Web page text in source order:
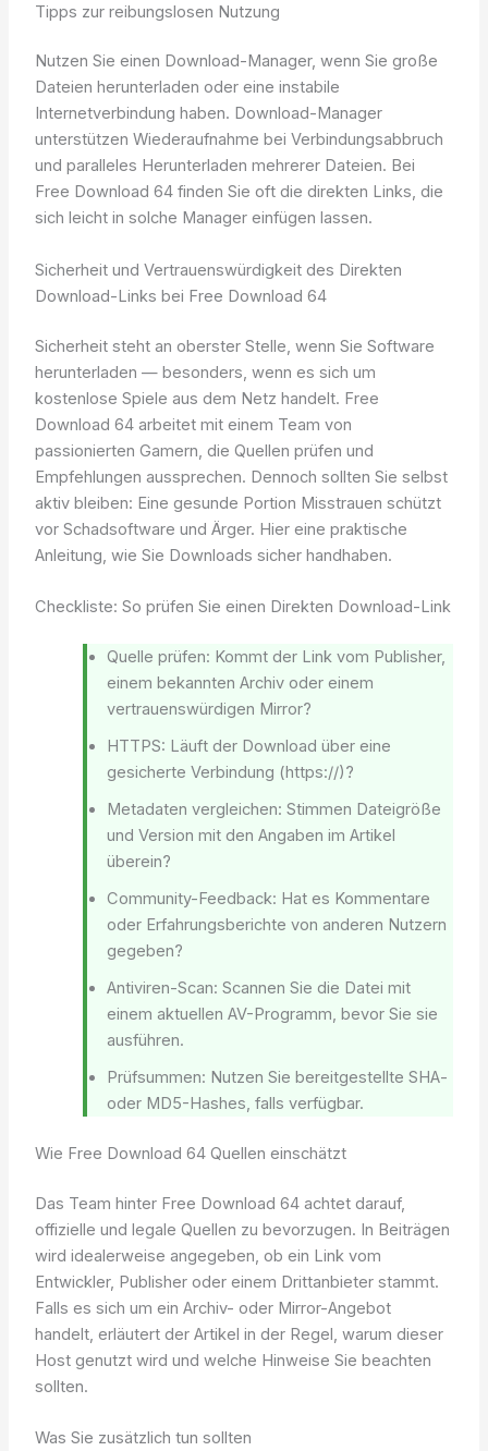
Tipps zur reibungslosen Nutzung
Nutzen Sie einen Download-Manager, wenn Sie große
Dateien herunterladen oder eine instabile
Internetverbindung haben. Download-Manager
unterstützen Wiederaufnahme bei Verbindungsabbruch
und paralleles Herunterladen mehrerer Dateien. Bei
Free Download 64 finden Sie oft die direkten Links, die
sich leicht in solche Manager einfügen lassen.
Sicherheit und Vertrauenswürdigkeit des Direkten
Download-Links bei Free Download 64
Sicherheit steht an oberster Stelle, wenn Sie Software
herunterladen — besonders, wenn es sich um
kostenlose Spiele aus dem Netz handelt. Free
Download 64 arbeitet mit einem Team von
passionierten Gamern, die Quellen prüfen und
Empfehlungen aussprechen. Dennoch sollten Sie selbst
aktiv bleiben: Eine gesunde Portion Misstrauen schützt
vor Schadsoftware und Ärger. Hier eine praktische
Anleitung, wie Sie Downloads sicher handhaben.
Checkliste: So prüfen Sie einen Direkten Download-Link
Quelle prüfen: Kommt der Link vom Publisher,
einem bekannten Archiv oder einem
vertrauenswürdigen Mirror?
HTTPS: Läuft der Download über eine
gesicherte Verbindung (https://)?
Metadaten vergleichen: Stimmen Dateigröße
und Version mit den Angaben im Artikel
überein?
Community-Feedback: Hat es Kommentare
oder Erfahrungsberichte von anderen Nutzern
gegeben?
Antiviren-Scan: Scannen Sie die Datei mit
einem aktuellen AV-Programm, bevor Sie sie
ausführen.
Prüfsummen: Nutzen Sie bereitgestellte SHA-
oder MD5-Hashes, falls verfügbar.
Wie Free Download 64 Quellen einschätzt
Das Team hinter Free Download 64 achtet darauf,
offizielle und legale Quellen zu bevorzugen. In Beiträgen
wird idealerweise angegeben, ob ein Link vom
Entwickler, Publisher oder einem Drittanbieter stammt.
Falls es sich um ein Archiv- oder Mirror-Angebot
handelt, erläutert der Artikel in der Regel, warum dieser
Host genutzt wird und welche Hinweise Sie beachten
sollten.
Was Sie zusätzlich tun sollten